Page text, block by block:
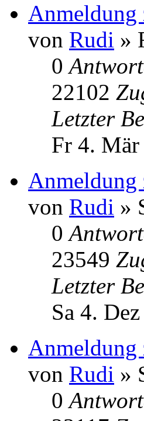
Anmeldung
von Rudi »
0
22102
Letzter
Fr 4.
Anmeldung
von Rudi »
0
23549
Letzter
Sa 4.
Anmeldung
von Rudi »
0